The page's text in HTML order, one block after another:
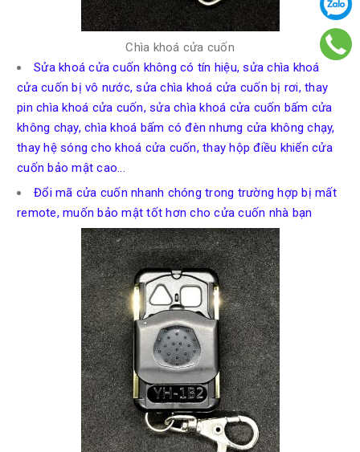
Chìa khoá cửa cuốn
Sửa khoá cửa cuốn không có tín hiệu, sửa chìa khoá
cửa cuốn bị vô nước, sửa chìa khoá cửa cuốn bị rơi, thay
pin chìa khoá cửa cuốn, sửa chìa khoá cửa cuốn bấm cửa
không chạy, chìa khoá bấm có đèn nhưng cửa không chạy,
thay hệ sóng cho khoá cửa cuốn, thay hộp điều khiển cửa
cuốn bảo mật cao...
Đổi mã cửa cuốn nhanh chóng trong trường hợp bị mất
remote, muốn bảo mật tốt hơn cho cửa cuốn nhà bạn